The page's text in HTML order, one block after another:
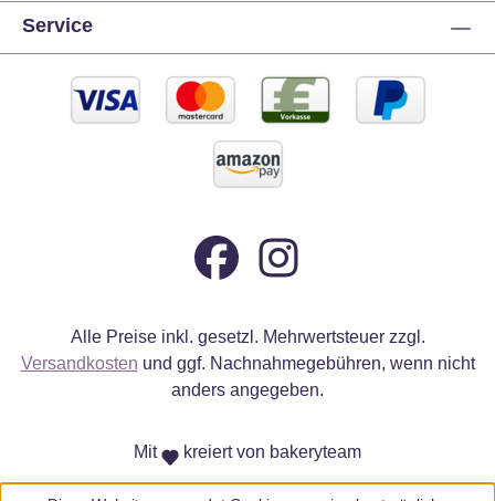
Service
Alle Preise inkl. gesetzl. Mehrwertsteuer zzgl.
Versandkosten und ggf. Nachnahmegebühren, wenn nicht
anders angegeben.
Mit kreiert von bakeryteam